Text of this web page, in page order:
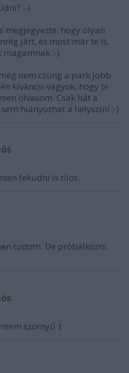
:-)
megjegyezte, hogy olyan
járt, és most már te is,
magamnak :-)
nem csüng a park jobb
kíváncsi vagyok, hogy te
olvasom. Csak hát a
hiányozhat a helyszín! :-)
feküdni is tilos.
tudom. De próbálkozni
szörnyű :(